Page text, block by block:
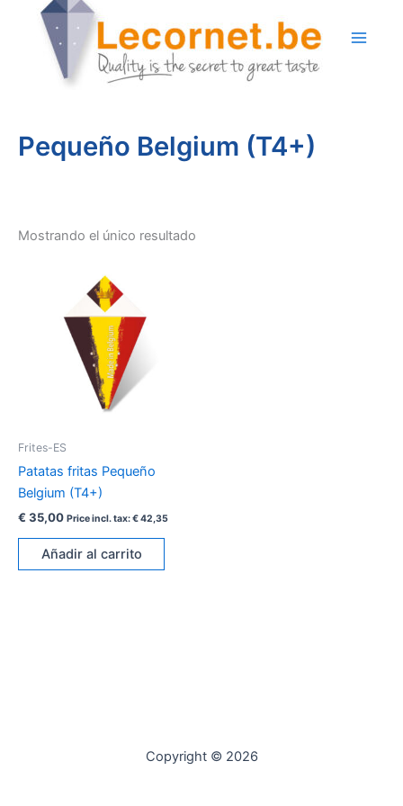
contenido
Pequeño Belgium (T4+)
Mostrando el único resultado
Frites-ES
Patatas fritas Pequeño
Belgium (T4+)
€ 35,00 Price incl. tax:€42,35
Añadir al carrito
Copyright © 2026